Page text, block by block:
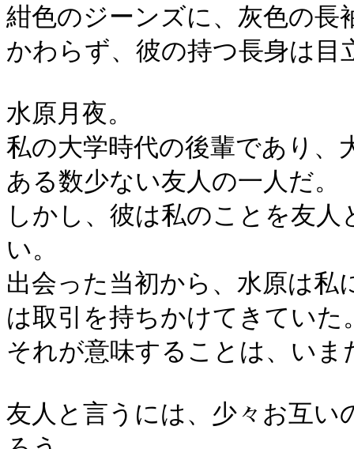
紺色のジーンズに、灰色の
かわらず、彼の持つ長身は目
水原月夜。
私の大学時代の後輩であり、
ある数少ない友人の一人だ。
しかし、彼は私のことを友
い。
出会った当初から、水原は
は取引を持ちかけてきていた
それが意味することは、い
友人と言うには、少々お互